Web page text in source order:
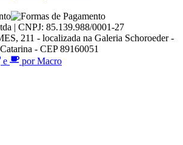
| CNPJ: 85.139.988/0001-27
211 - localizada na Galeria Schoroeder -
- CEP 89160051
e por Macro